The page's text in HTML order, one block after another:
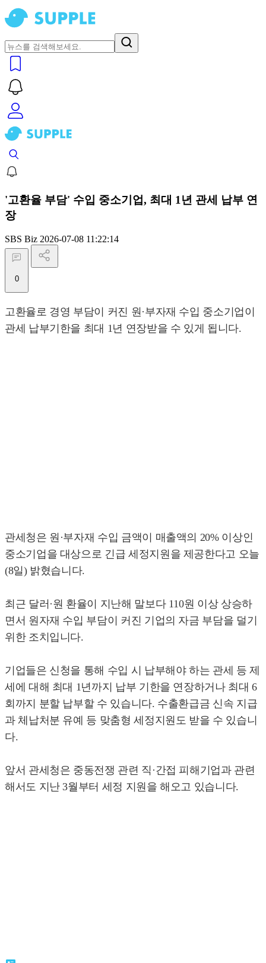
'고환율 부담' 수입 중소기업, 최대 1년 관세 납부 연
장
SBS Biz 2026-07-08 11:22:14
0
고환율로 경영 부담이 커진 원·부자재 수입 중소기업이
관세 납부기한을 최대 1년 연장받을 수 있게 됩니다.
관세청은 원·부자재 수입 금액이 매출액의 20% 이상인
중소기업을 대상으로 긴급 세정지원을 제공한다고 오늘
(8일) 밝혔습니다.
최근 달러·원 환율이 지난해 말보다 110원 이상 상승하
면서 원자재 수입 부담이 커진 기업의 자금 부담을 덜기
위한 조치입니다.
기업들은 신청을 통해 수입 시 납부해야 하는 관세 등 제
세에 대해 최대 1년까지 납부 기한을 연장하거나 최대 6
회까지 분할 납부할 수 있습니다. 수출환급금 신속 지급
과 체납처분 유예 등 맞춤형 세정지원도 받을 수 있습니
다.
앞서 관세청은 중동전쟁 관련 직·간접 피해기업과 관련
해서도 지난 3월부터 세정 지원을 해오고 있습니다.